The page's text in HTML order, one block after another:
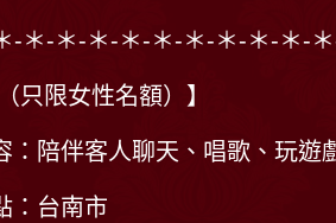
-＊-＊-＊-＊-＊-＊-＊-＊-＊-
只限女性名額）】
：陪伴客人聊天、唱歌、玩遊
：台南市